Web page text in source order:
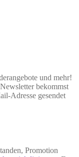
und mehr!
bekommst
Adresse gesendet
Promotion